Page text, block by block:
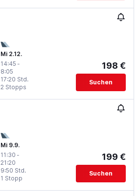
Mi 2.12.
14:45 -
8:05
2 Stopps
17:20 Std.
198 €
Suchen
Mi 9.9.
11:30 -
21:20
1 Stopp
9:50 Std.
199 €
Suchen